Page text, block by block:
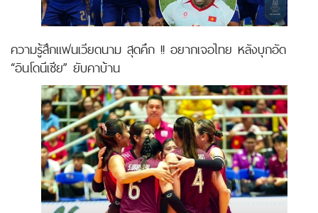
ความรู้สึกแฟนเวียดนาม สุดคึก !! อยากเจอไทย หลังบุกอัด
“อินโดนีเซีย” ยับคาบ้าน